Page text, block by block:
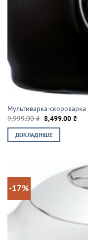
Мультиварка-
9,999.00₴ Оригінальна
ціна:
9,999.00 ₴.
8,499.00₴
ДОКЛАДНІШЕ
-17%